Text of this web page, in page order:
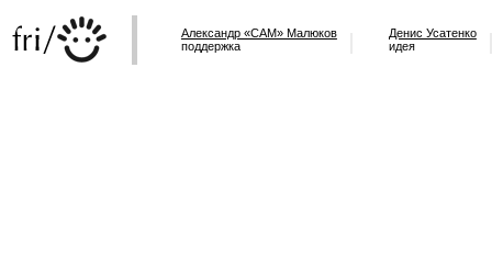
Александр «САМ» Малюков
поддержка
Денис Усатенко
идея